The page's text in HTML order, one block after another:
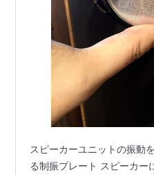
スピーカーユニットの振動
る制振プレート スピーカー